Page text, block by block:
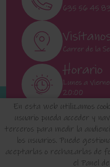
En esta web utilizamos
usuario pueda acceder y
terceros para medir la
los usuarios. Puede
aceptarlas o rechazarlas de
el Panel
635 56 45
Carrer de la
Horario
Lunes a
20:00
Sábados 11:00
INICIO